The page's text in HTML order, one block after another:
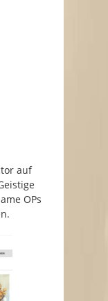
auf
OPs